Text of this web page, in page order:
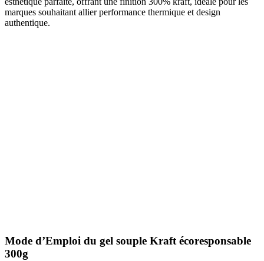
marques souhaitant allier performance thermique et design
authentique.
Mode d’Emploi du gel souple Kraft écoresponsable
300g